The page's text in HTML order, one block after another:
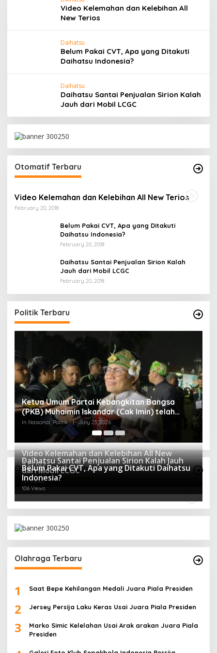
Video Kelemahan dan Kelebihan All
New Terios
Daihatsu
Belum Pakai CVT, Apa yang Ditakuti
Daihatsu Indonesia?
Daihatsu
Daihatsu Santai Penjualan Sirion Kalah
Jauh dari Mobil LCGC
Otomatif Terbaru
Video Kelemahan dan Kelebihan All New Terios
February 20, 2018
Belum Pakai CVT, Apa yang Ditakuti
Daihatsu Indonesia?
February 20, 2018
Daihatsu Santai Penjualan Sirion Kalah
Jauh dari Mobil LCGC
February 20, 2018
Politik Terbaru
telah
Prosesi
Kota
Gerindra
In Berita, Politik
Otomotif Terpopuler
Video Kelemahan dan Kelebihan All New
Terios
166 Views
Daihatsu Santai Penjualan Sirion Kalah Jauh
dari Mobil LCGC
121 Views
Belum Pakai CVT, Apa yang Ditakuti Daihatsu
Indonesia?
106 Views
Olahraga Terbaru
1 Saat Bepe Kehilangan Medali Juara Piala Presiden
2 Jersey Persija Laku Keras Usai Juara Piala Presiden
3
Marko Simic Kelelahan Usai Arak arakan Juara Piala
Presiden